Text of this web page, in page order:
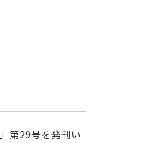
第29号を発刊い